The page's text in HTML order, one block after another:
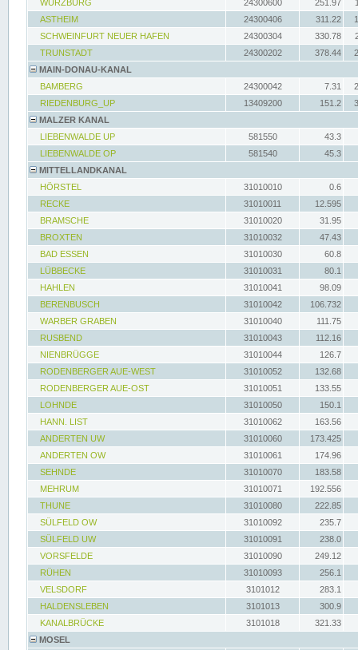
WÜRZBURG 24300600 251.97
ASTHEIM
24300406 311.22
SCHWEINFURT NEUER HAFEN
24300304 330.78
TRUNSTADT
24300202 378.44
MAIN-DONAU-KANAL
BAMBERG
24300042 7.31
RIEDENBURG_UP
13409200 151.2
MALZER KANAL
LIEBENWALDE UP
581550
43.3
LIEBENWALDE OP
581540
45.3
MITTELLANDKANAL
HÖRSTEL
31010010
0.6
RECKE
31010011
12.595
BRAMSCHE
31010020
31.95
BROXTEN
31010032
47.43
BAD ESSEN
31010030
60.8
LÜBBECKE
31010031
80.1
HAHLEN
31010041
98.09
BERENBUSCH
31010042
106.732
WARBER GRABEN
31010040
111.75
RUSBEND
31010043
112.16
NIENBRÜGGE
31010044
126.7
RODENBERGER AUE-WEST
31010052
132.68
RODENBERGER AUE-OST
31010051
133.55
LOHNDE
31010050
150.1
HANN. LIST
31010062
163.56
ANDERTEN UW
31010060
173.425
ANDERTEN OW
31010061
174.96
SEHNDE
31010070
183.58
MEHRUM
31010071
192.556
THUNE
31010080
222.85
SÜLFELD OW
31010092
235.7
SÜLFELD UW
31010091
238.0
VORSFELDE
31010090
249.12
RÜHEN
31010093
256.1
VELSDORF
3101012
283.1
HALDENSLEBEN
3101013
300.9
KANALBRÜCKE
3101018
321.33
MOSEL